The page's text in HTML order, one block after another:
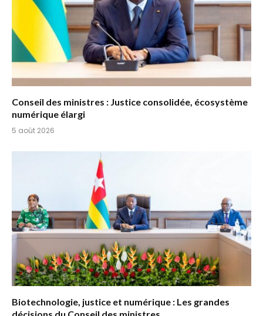
Conseil des ministres : Justice consolidée, écosystème
numérique élargi
5 août 2026
Biotechnologie, justice et numérique : Les grandes
décisions du Conseil des ministres